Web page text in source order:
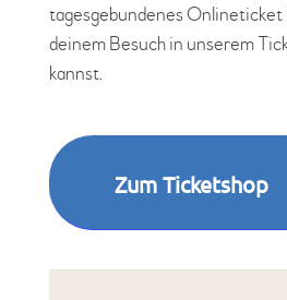
tagesgebundenes Onlineticket
deinem Besuch in unserem
kannst.
Zum Ticketshop